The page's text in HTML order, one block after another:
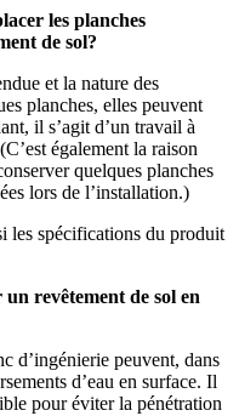
les planches
de sol?
et la nature des
planches, elles peuvent
il s’agit d’un travail à
également la raison
quelques planches
lors de l’installation.)
les spécifications du produit
revêtement de sol en
d’ingénierie peuvent, dans
d’eau en surface. Il
pour éviter la pénétration